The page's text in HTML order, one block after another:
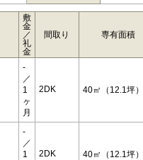
敷
金
／
礼
金
間取り 専有面積
-
／
1
ヶ
月
2DK 40㎡ （12.1坪）
-
／
1
2DK 40㎡ （12.1坪）